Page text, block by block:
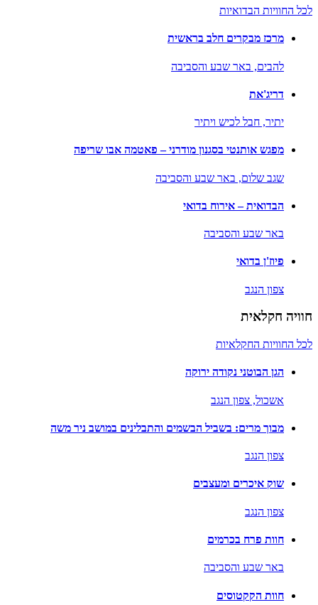
לכל החוויות הבדואיות
מרכז מבקרים חלב בראשית
להבים, באר שבע והסביבה
דריג'את
יתיר, חבל לכיש ויתיר
מפגש אותנטי בסגנון מודרני – פאטמה אבו שריפה
שגב שלום, באר שבע והסביבה
הבדואית – אירוח בדואי
באר שבע והסביבה
פיוז'ן בדואי
צפון הנגב
חוויה חקלאית
לכל החוויות החקלאיות
הגן הבוטני נקודה ירוקה
אשכול, צפון הנגב
מבוך מרים: בשביל הבשמים והתבלינים במושב ניר משה
צפון הנגב
שוק איכרים ומעצבים
צפון הנגב
חוות פרח בכרמים
באר שבע והסביבה
חוות הקקטוסים